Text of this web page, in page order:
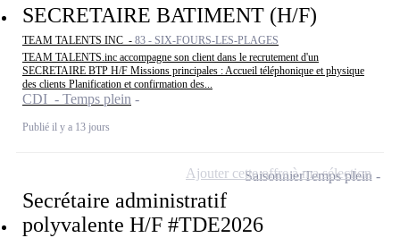
SECRETAIRE BATIMENT (H/F)
TEAM TALENTS INC - 83 - SIX-FOURS-LES-PLAGES
TEAM TALENTS.inc accompagne son client dans le recrutement d'un
SECRETAIRE BTP H/F Missions principales : Accueil téléphonique et physique
des clients Planification et confirmation des...
CDI - Temps plein
Publié il y a 13 jours
Secrétaire administratif
polyvalente H/F #TDE2026
SaisonnierTemps plein
Ajouter cette offre à ma sélection